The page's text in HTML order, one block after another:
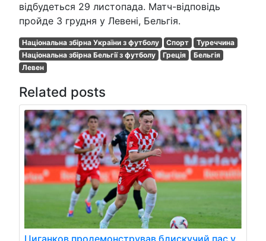
відбудеться 29 листопада. Матч-відповідь
пройде 3 грудня у Левені, Бельгія.
Національна збірна України з футболу Спорт
Туреччина
Національна збірна Бельгії з футболу
Греція
Бельгія
Левен
Related posts